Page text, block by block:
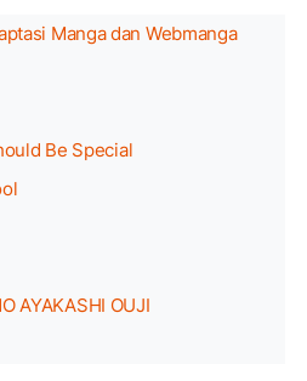
Manga dan Webmanga
Be Special
AYAKASHI OUJI